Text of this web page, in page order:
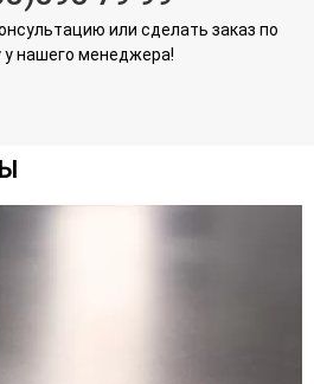
или сделать заказ по
у нашего менеджера!